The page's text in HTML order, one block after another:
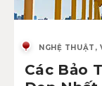
NGHỆ THUẬT,
Các Bảo